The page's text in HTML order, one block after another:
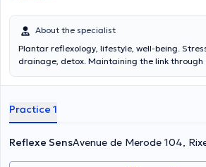
About the specialist
Plantar reflexology, lifestyle, well-being.
drainage, detox. Maintaining the link through
Practice 1
Reflexe SensAvenue de Merode 104,